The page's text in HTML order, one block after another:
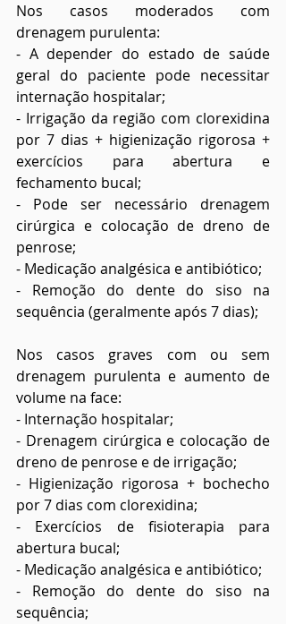
Nos casos moderados com
drenagem purulenta:
- A depender do estado de saúde
geral do paciente pode necessitar
internação hospitalar;
- Irrigação da região com clorexidina
por 7 dias + higienização rigorosa +
exercícios para abertura e
fechamento bucal;
- Pode ser necessário drenagem
cirúrgica e colocação de dreno de
penrose;
- Medicação analgésica e antibiótico;
- Remoção do dente do siso na
sequência (geralmente após 7 dias);
Nos casos graves com ou sem
drenagem purulenta e aumento de
volume na face:
- Internação hospitalar;
- Drenagem cirúrgica e colocação de
dreno de penrose e de irrigação;
- Higienização rigorosa + bochecho
por 7 dias com clorexidina;
- Exercícios de fisioterapia para
abertura bucal;
- Medicação analgésica e antibiótico;
- Remoção do dente do siso na
sequência;